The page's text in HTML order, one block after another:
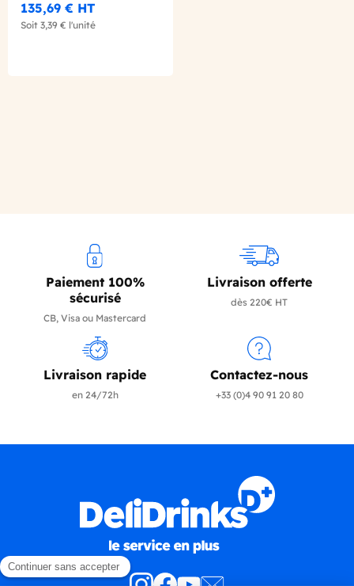
135,69 € HT
Soit 3,39 € l'unité
Paiement 100%
sécurisé
CB, Visa ou Mastercard
Livraison offerte
dès 220€ HT
Livraison rapide
en 24/72h
Contactez-nous
+33 (0)4 90 91 20 80